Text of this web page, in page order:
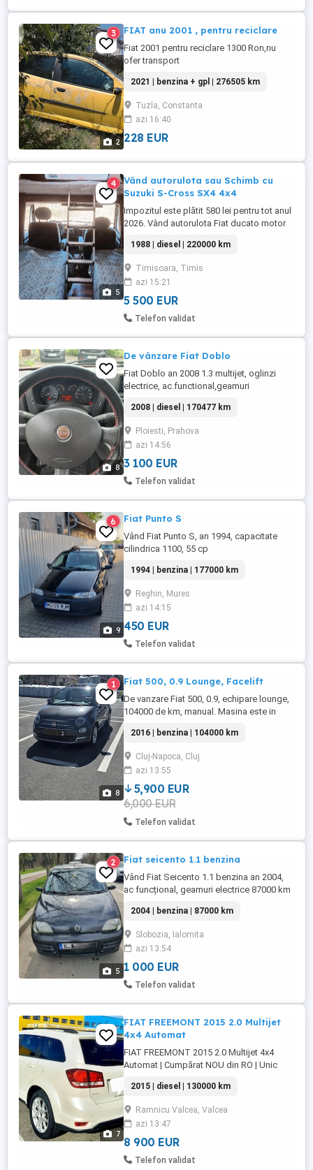
2
3 FIAT anu 2001 , pentru reciclare
Fiat 2001 pentru reciclare 1300 Ron,nu
ofer transport
2021 | benzina + gpl | 276505 km
Tuzla, Constanta
azi 16:40
228 EUR
5
4
Vând autorulota sau Schimb cu
Suzuki S-Cross SX4 4x4
Impozitul este plătit 580 lei pentru tot anul
2026. Vând autorulota Fiat ducato motor
in stare foarte bună. Panou solar 270W
Baterie 220A Invertor 800 Frigider cu
congelator mare 220v care merge pe
panoul solar. Trape noi schimbate cu
garanție WC-UL cu caseta ...
1988 | diesel | 220000 km
Timisoara, Timis
azi 15:21
5 500 EUR
Telefon validat
8
De vânzare Fiat Doblo
Fiat Doblo an 2008 1.3 multijet, oglinzi
electrice, ac.functional,geamuri
personală,de 13,ani, întreținere și
schimburi făcute la timp nu necesita
investiții.pretul este de
3100.euro.negociabil.pentru mai multe
detalii sunați pe Nr. .
2008 | diesel | 170477 km
Ploiesti, Prahova
azi 14:56
3 100 EUR
Telefon validat
9
6 Fiat Punto S
Vând Fiat Punto S, an 1994, capacitate
cilindrica 1100, 55 cp
1994 | benzina | 177000 km
Reghin, Mures
azi 14:15
450 EUR
Telefon validat
8
1 Fiat 500, 0.9 Lounge, Facelift
De vanzare Fiat 500, 0.9, echipare lounge,
104000 de km, manual. Masina este in
stare perfecta. Revizia facuta la 102000 de
km. Masina are trapa, faruri xenon,
cauciucuri all season in stare foarte buna.
RAR efectuat. Se vinde de pe firma, pret
negociabil, 5900 ...
2016 | benzina | 104000 km
Cluj-Napoca, Cluj
azi 13:55
5,900 EUR
6,000 EUR
Telefon validat
5
2 Fiat seicento 1.1 benzina
Vând Fiat Seicento 1.1 benzina an 2004,
ac funcțional, geamuri electrice 87000 km
Mașina merge foarte bine
2004 | benzina | 87000 km
Slobozia, Ialomita
azi 13:54
1 000 EUR
Telefon validat
7
FIAT FREEMONT 2015 2.0 Multijet
4x4 Automat
FIAT FREEMONT 2015 2.0 Multijet 4x4
Automat | Cumpărat NOU din RO | Unic
an de fabricație 2015, motorizare 2.0
Diesel (170 CP), cutie automată și
tracțiune integrală (AWD). Cumpărată de
NOUĂ din România: Achiziționată direct
de la reprezentanța Auto Perugia ...
2015 | diesel | 130000 km
Ramnicu Valcea, Valcea
azi 13:47
8 900 EUR
Telefon validat